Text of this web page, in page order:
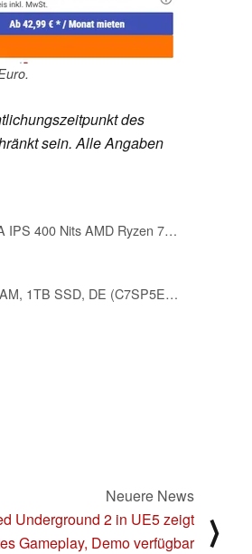
des
sein. Alle Angaben
HP ProBook 4 G1a 14 C7SP5ES 14" WUXGA IPS 400 Nits AMD Ryzen 7 250・Notebook・1・Notebook・1.000 GB (C7SP5ES#ABD)
HP ProBook 4 G1a 14, Ryzen 7 250, 32GB RAM, 1TB SSD, DE (C7SP5ES#ABD)
Neuere News
Underground 2 in UE5 zeigt
Gameplay, Demo verfügbar
⟩